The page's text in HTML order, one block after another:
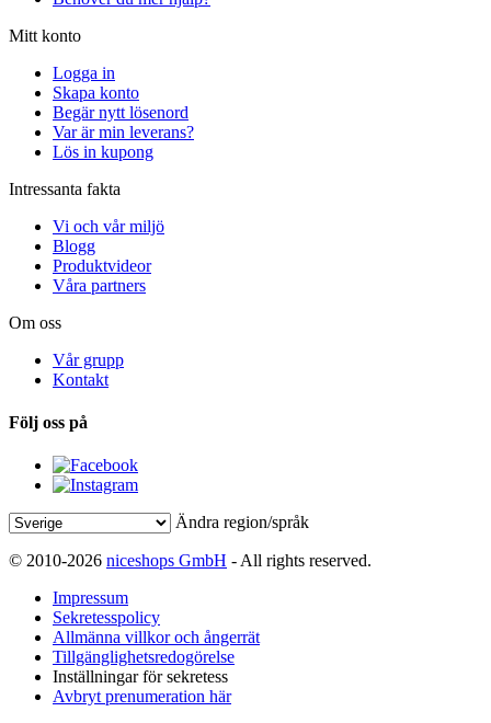
Mitt konto
Logga in
Skapa konto
Begär nytt lösenord
Var är min leverans?
Lös in kupong
Intressanta fakta
Vi och vår miljö
Blogg
Produktvideor
Våra partners
Om oss
Vår grupp
Kontakt
Följ oss på
Ändra region/språk
© 2010-2026 niceshops GmbH - All rights reserved.
Impressum
Sekretesspolicy
Allmänna villkor och ångerrät
Tillgänglighetsredogörelse
Inställningar för sekretess
Avbryt prenumeration här